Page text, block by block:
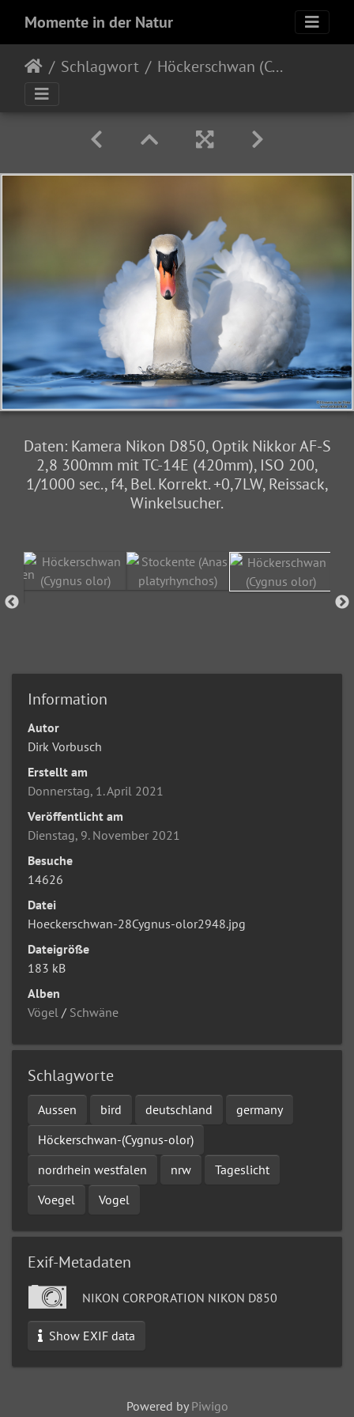
Momente in der Natur
Schlagwort Höckerschwan (Cygnus olor)
Daten: Kamera Nikon D850, Optik Nikkor AF-S
2,8 300mm mit TC-14E (420mm), ISO 200,
1/1000 sec., f4, Bel. Korrekt. +0,7LW, Reissack,
Winkelsucher.
Information
Autor
Dirk Vorbusch
Erstellt am
Donnerstag, 1. April 2021
Veröffentlicht am
Dienstag, 9. November 2021
Besuche
14626
Datei
Hoeckerschwan-28Cygnus-olor2948.jpg
Dateigröße
183 kB
Alben
Vögel / Schwäne
Schlagworte
Aussen bird deutschland
germany
Höckerschwan-(Cygnus-olor)
nordrhein westfalen
nrw
Tageslicht
Voegel
Vogel
Exif-Metadaten
NIKON CORPORATION NIKON D850
Show EXIF data
Powered by Piwigo